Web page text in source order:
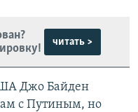
читать >
Джо Байден
с Путиным, но